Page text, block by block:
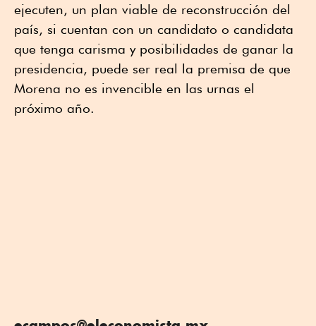
ejecuten, un plan viable de reconstrucción del
país, si cuentan con un candidato o candidata
que tenga carisma y posibilidades de ganar la
presidencia, puede ser real la premisa de que
Morena no es invencible en las urnas el
próximo año.